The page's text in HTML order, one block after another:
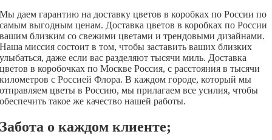
Мы даем гарантию на доставку цветов в коробках по России по
самым выгодным ценам. Доставка цветов в коробках по России
вашим близким со свежими цветами и трендовыми дизайнами.
Наша миссия состоит в том, чтобы заставить ваших близких
улыбаться, даже если вас разделяют тысячи миль. Доставка
цветов в коробочках по Москве Россия, с расстояния в тысячи
километров с Россией Флора. В каждом городе, который мы
отправляем цветы в Россию, мы прилагаем все усилия, чтобы
обеспечить такое же качество нашей работы.
Забота о каждом клиенте;